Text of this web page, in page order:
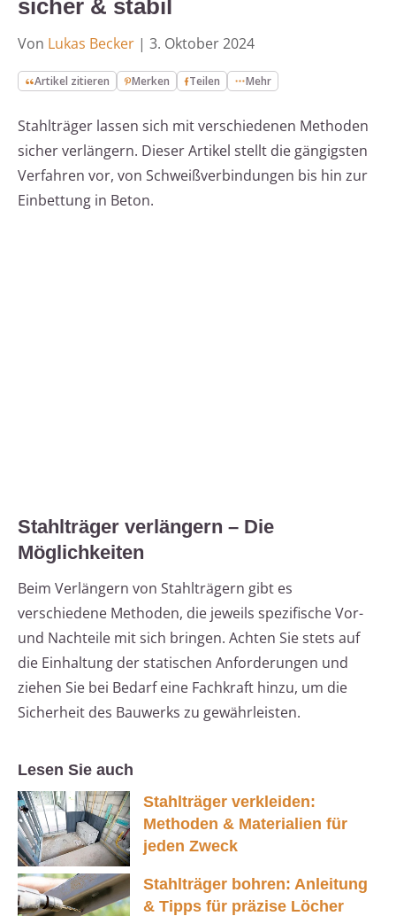
sicher & stabil
Von Lukas Becker | 3. Oktober 2024
Artikel zitieren Merken Teilen Mehr
Stahlträger lassen sich mit verschiedenen Methoden
sicher verlängern. Dieser Artikel stellt die gängigsten
Verfahren vor, von Schweißverbindungen bis hin zur
Einbettung in Beton.
Stahlträger verlängern – Die
Möglichkeiten
Beim Verlängern von Stahlträgern gibt es
verschiedene Methoden, die jeweils spezifische Vor-
und Nachteile mit sich bringen. Achten Sie stets auf
die Einhaltung der statischen Anforderungen und
ziehen Sie bei Bedarf eine Fachkraft hinzu, um die
Sicherheit des Bauwerks zu gewährleisten.
Lesen Sie auch
Stahlträger verkleiden:
Methoden & Materialien für
jeden Zweck
Stahlträger bohren: Anleitung
& Tipps für präzise Löcher